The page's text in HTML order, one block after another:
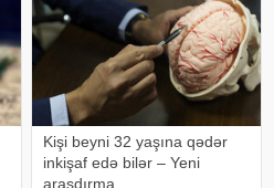
Kişi beyni 32 yaşına qədər
inkişaf edə bilər – Yeni
araşdırma